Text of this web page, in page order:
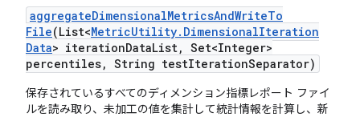
aggregateDimensionalMetricsAndWriteTo
File(List<MetricUtility. DimensionalIteration
Data> iterationDataList, Set<Integer>
percentiles, String testIterationSeparator)
保存されているすべてのディメンション指標レポート ファイ
ルを読み取り、未加工の値を集計して統計情報を計算し、新